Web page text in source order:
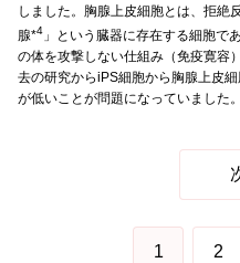
しました。胸腺上皮細胞とは、拒絶
腺*4 」という臓器に存在する細胞で
の体を攻撃しない仕組み（免疫寛容
去の研究からiPS細胞から胸腺上皮
が低いことが問題になっていました。
1 2